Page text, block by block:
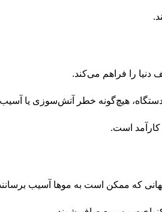
کارآمد است.